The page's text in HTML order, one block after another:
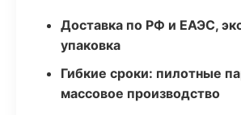
Доставка по РФ и ЕАЭС,
упаковка
Гибкие сроки: пилотные
массовое производство